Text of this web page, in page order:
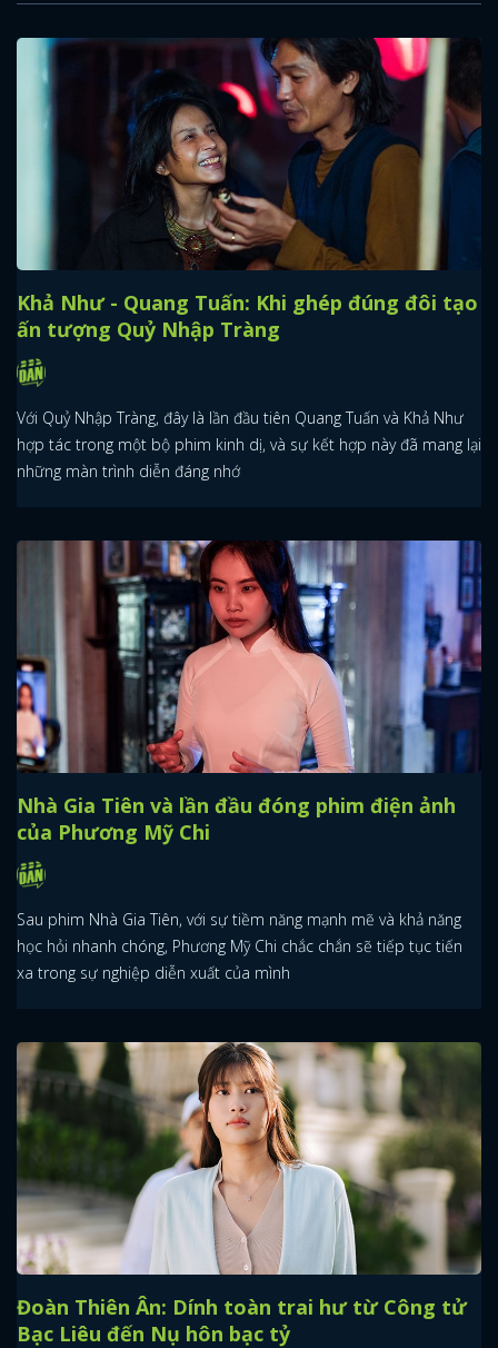
Khả Như - Quang Tuấn: Khi ghép đúng đôi tạo
ấn tượng Quỷ Nhập Tràng
Với Quỷ Nhập Tràng, đây là lần đầu tiên Quang Tuấn và Khả Như
hợp tác trong một bộ phim kinh dị, và sự kết hợp này đã mang lại
những màn trình diễn đáng nhớ
Nhà Gia Tiên và lần đầu đóng phim điện ảnh
của Phương Mỹ Chi
Sau phim Nhà Gia Tiên, với sự tiềm năng mạnh mẽ và khả năng
học hỏi nhanh chóng, Phương Mỹ Chi chắc chắn sẽ tiếp tục tiến
xa trong sự nghiệp diễn xuất của mình
Đoàn Thiên Ân: Dính toàn trai hư từ Công tử
Bạc Liêu đến Nụ hôn bạc tỷ